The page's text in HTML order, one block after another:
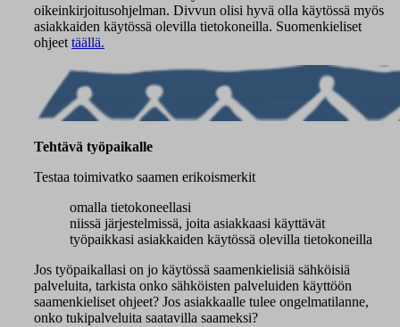
oikeinkirjoitusohjelman. Divvun olisi hyvä olla käytössä myös
asiakkaiden käytössä olevilla tietokoneilla. Suomenkieliset
ohjeet täällä.
Tehtävä työpaikalle
Testaa toimivatko saamen erikoismerkit
omalla tietokoneellasi
niissä järjestelmissä, joita asiakkaasi käyttävät
työpaikkasi asiakkaiden käytössä olevilla tietokoneilla
Jos työpaikallasi on jo käytössä saamenkielisiä sähköisiä
palveluita, tarkista onko sähköisten palveluiden käyttöön
saamenkieliset ohjeet? Jos asiakkaalle tulee ongelmatilanne,
onko tukipalveluita saatavilla saameksi?